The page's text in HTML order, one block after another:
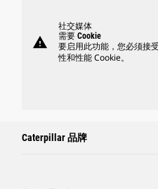
warning
社交媒体
需要 Cookie
要启用此功能，您必须接
性和性能 Cookie。
Caterpillar 品牌